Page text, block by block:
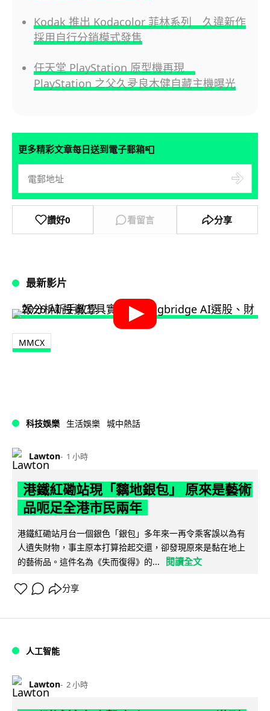
Kodak 推出 Kodacolor 菲林系列 久違新作
採用自行分銷模式發售
任天堂 PlayStation 原型機再現
PlayStation 之父久夛良木健自藏主機曝光
更多精彩文章每日送到電子郵箱📮
讚好0 看留言 分享
最新影片
MMCX
科技娛樂 生活娛樂 城中熱話
Lawton 1 小時
港鐵紅磡站現「黐地銀包」 原來是藝術
品呃足全港市民兩年
港鐵紅磡站月台一個銀色「銀包」多年來一再令乘客誤以為有
人遺失財物，事主原本打算拾起交還，卻發現原來是黏在地上
的藝術品。這件名為《失而復得》的...
閱讀全文
分享
人工智能
Lawton 2 小時